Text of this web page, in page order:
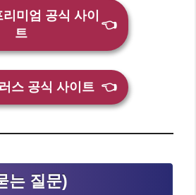
미엄 공식 사이
트
👈
스 공식 사이트 👈
는 질문)